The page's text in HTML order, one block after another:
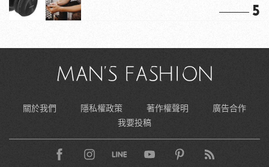
5
關於我們 隱私權政策 著作權聲明
廣告合作
我要投稿